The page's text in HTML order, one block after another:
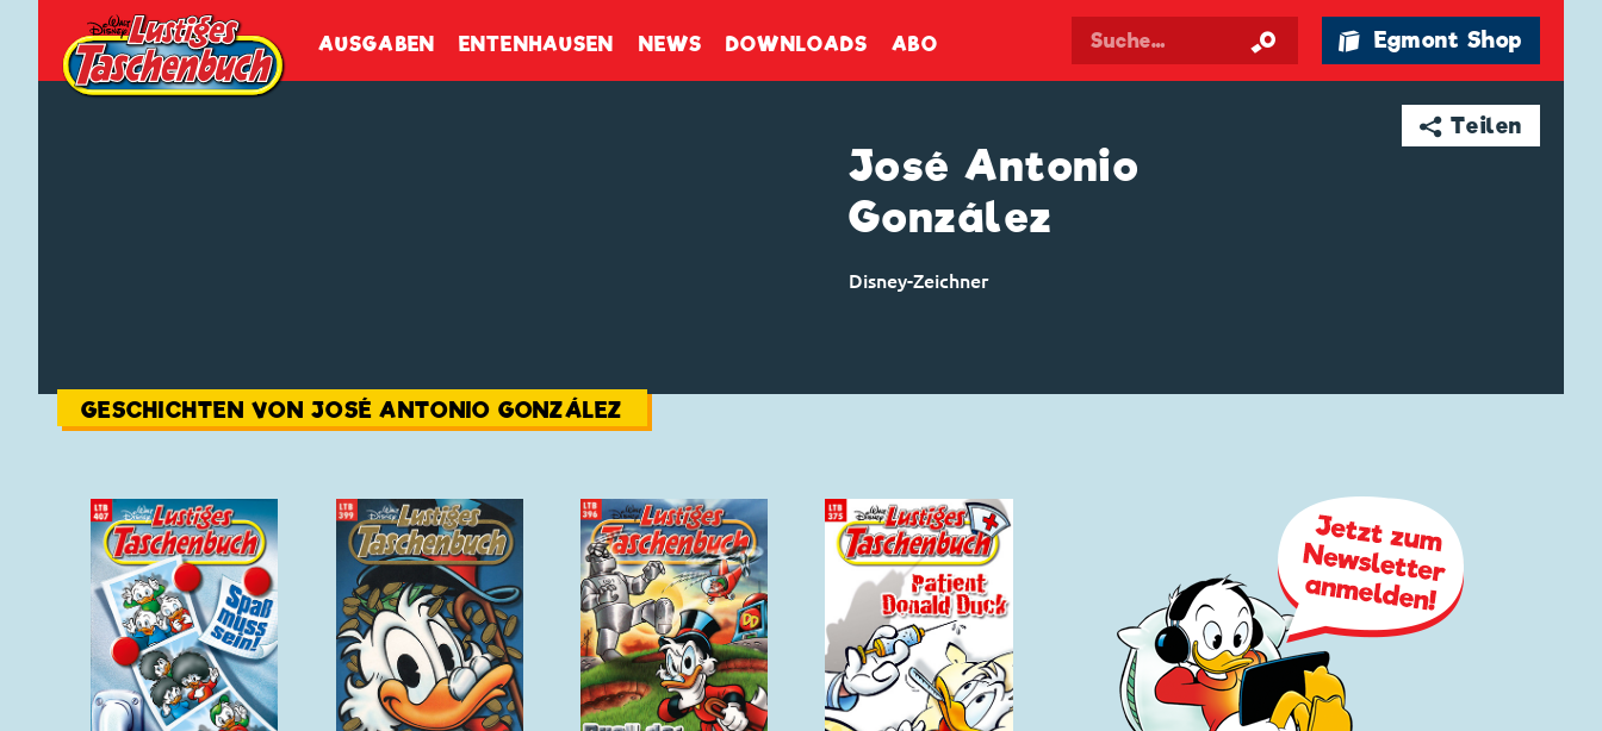
AUSGABEN ENTENHAUSEN NEWS DOWNLOADS ABO 🛍 Egmont Shop
➦ Teilen
José Antonio
González
Disney-Zeichner
GESCHICHTEN VON JOSÉ ANTONIO GONZÁLEZ